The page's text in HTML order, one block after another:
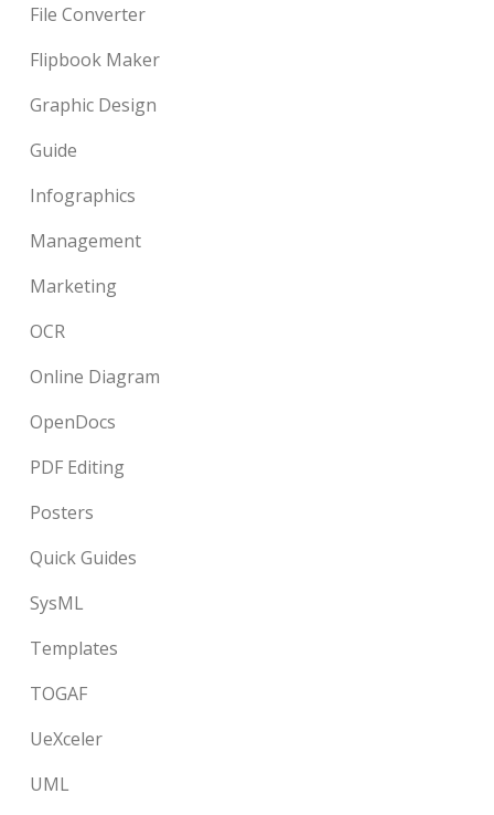
File Converter
Flipbook Maker
Graphic Design
Guide
Infographics
Management
Marketing
OCR
Online Diagram
OpenDocs
PDF Editing
Posters
Quick Guides
SysML
Templates
TOGAF
UeXceler
UML